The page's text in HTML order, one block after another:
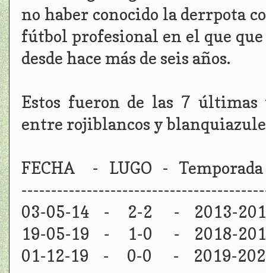
no haber conocido la derrpota
fútbol profesional en el que
desde hace más de seis años.
Estos fueron de las 7 últimas
entre rojiblancos y
FECHA - LUGO - Temporada -
03-05-14 - 2-2 - 2013-
19-05-19 - 1-0 - 2018-
01-12-19 - 0-0 - 2019-